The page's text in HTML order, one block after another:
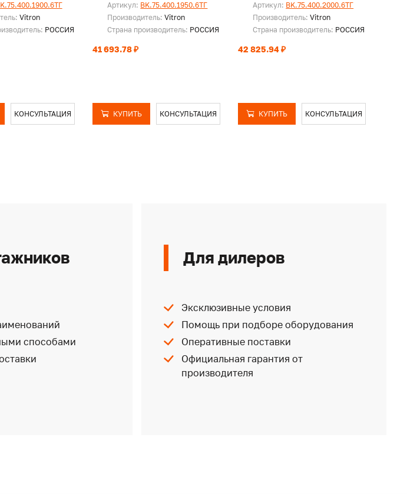
Vitron
РОССИЯ
КОНСУЛЬТАЦИЯ
Артикул: BK.75.400.1950.6ТГ
Производитель:Vitron
Страна производитель: РОССИЯ
41 693.78 ₽
КУПИТЬ КОНСУЛЬТАЦИЯ
Артикул: BK.75.400.2000.6ТГ
Производитель:Vitron
Страна производитель: РОССИЯ
42 825.94 ₽
КУПИТЬ КОНСУЛЬТАЦИЯ
способами
Для дилеров
Эксклюзивные условия
Помощь при подборе оборудования
Оперативные поставки
Официальная гарантия от
производителя